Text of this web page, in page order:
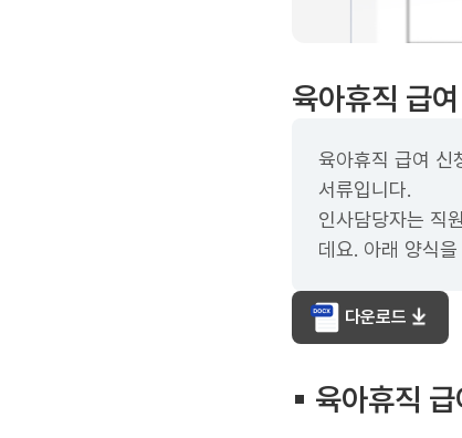
육아휴직 급
육아휴직 급여 신
서류입니다.
인사담당자는 직
데요. 아래 양식
다운로드
▪︎ 육아휴직